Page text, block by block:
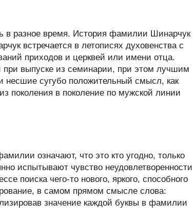
в разное время. История фамилии Шинарчук
встречается в летописях духовенства с
приходов и церквей или имени отца.
выпуске из семинарии, при этом лучшим
сугубо положительный смысл, как
поколения в поколение по мужской линии
означают, что это кто угодно, только
испытывают чувство неудовлетворенности
поиска чего-то нового, яркого, способного
в самом прямом смысле слова:
значение каждой буквы в фамилии